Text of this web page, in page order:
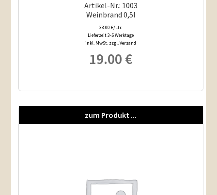
Artikel-Nr.: 1003
Weinbrand 0,5l
38.00 €/Ltr.
Lieferzeit 3-5 Werktage
inkl. MwSt. zzgl. Versand
19.00 €
zum Produkt ...